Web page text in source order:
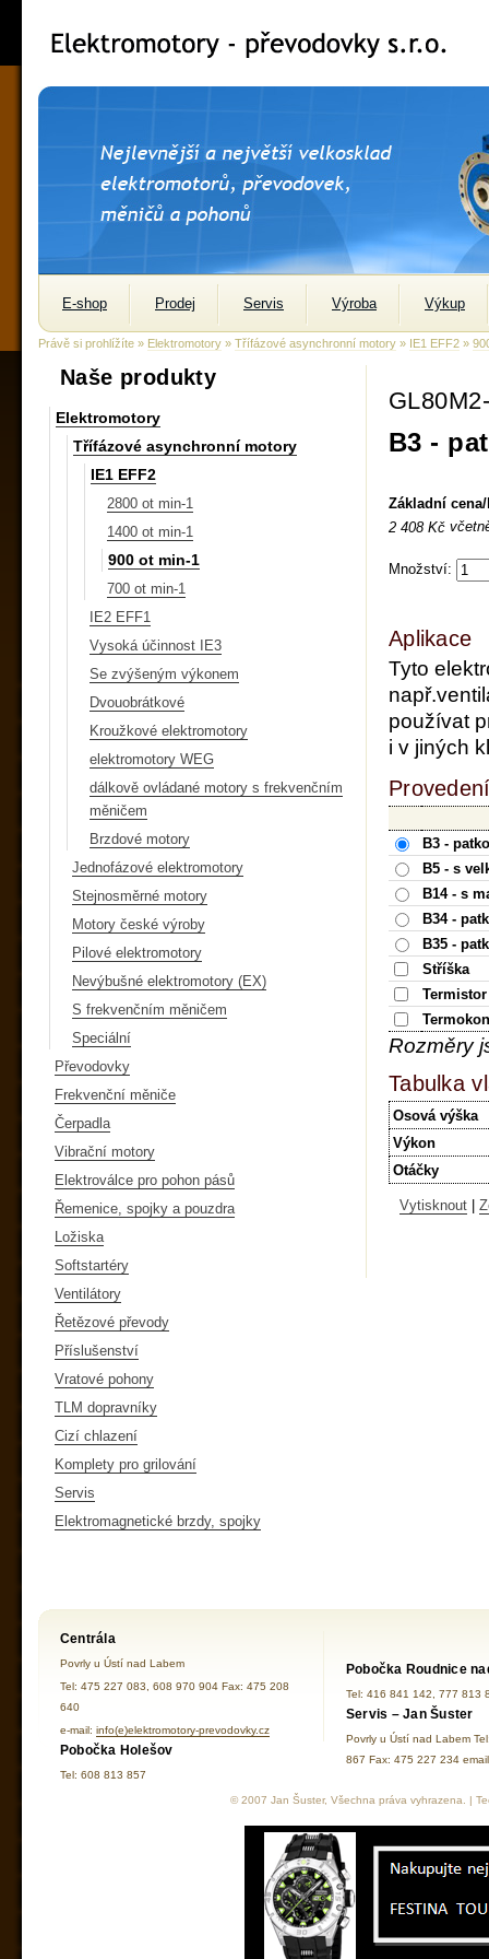
E-shop Prodej Servis Výroba Výkup
Právě si prohlížíte » Elektromotory » Třífázové asynchronní motory » IE1 EFF2 »
Naše produkty
Elektromotory
Třífázové asynchronní motory
IE1 EFF2
2800 ot min-1
1400 ot min-1
900 ot min-1
700 ot min-1
IE2 EFF1
Vysoká účinnost IE3
Se zvýšeným výkonem
Dvouobrátkové
Kroužkové elektromotory
elektromotory WEG
dálkově ovládané motory s frekvenčním
měničem
Brzdové motory
Jednofázové elektromotory
Stejnosměrné motory
Motory české výroby
Pilové elektromotory
Nevýbušné elektromotory (EX)
S frekvenčním měničem
Speciální
Převodovky
Frekvenční měniče
Čerpadla
Vibrační motory
Elektroválce pro pohon pásů
Řemenice, spojky a pouzdra
Ložiska
Softstartéry
Ventilátory
Řetězové převody
Příslušenství
Vratové pohony
TLM dopravníky
Cizí chlazení
Komplety pro grilování
Servis
Elektromagnetické brzdy, spojky
B3 -
Základní
2 408 Kč
Množství:
Aplikace
Tyto
používat
i v jiných
B3 -
B5 - s
B14 - s
B34 -
B35 -
Stříška
Termistor
Rozměry
Tabulka
Osová výška
Výkon
Otáčky
Vytisknout
Centrála
Povrly u Ústí nad Labem
Tel: 475 227 083, 608 970 904 Fax: 475 208
640
e-mail: info(e)elektromotory-prevodovky.cz
Pobočka Holešov
Tel: 608 813 857
Pobočka Roudnice
Tel: 416 841 142, 777 813
Servis – Jan Šuster
Povrly u Ústí nad Labem
867 Fax: 475 227 234
© 2007 Jan Šuster, Všechna práva vyhrazena. |